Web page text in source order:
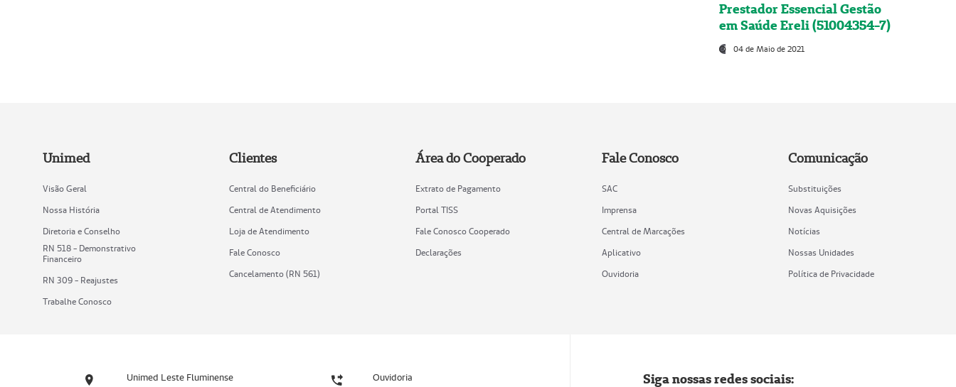
Prestador Essencial Gestão
em Saúde Ereli (51004354-7)
04 de Maio de 2021
Unimed
Visão Geral
Nossa História
Diretoria e Conselho
RN 518 - Demonstrativo
Financeiro
RN 309 - Reajustes
Trabalhe Conosco
Clientes
Central do Beneficiário
Central de Atendimento
Loja de Atendimento
Fale Conosco
Cancelamento (RN 561)
Área do Cooperado
Extrato de Pagamento
Portal TISS
Fale Conosco Cooperado
Declarações
Fale Conosco
SAC
Imprensa
Central de Marcações
Aplicativo
Ouvidoria
Comunicação
Substituições
Novas Aquisições
Notícias
Nossas Unidades
Política de Privacidade
Unimed Leste Fluminense Ouvidoria Siga nossas redes sociais: